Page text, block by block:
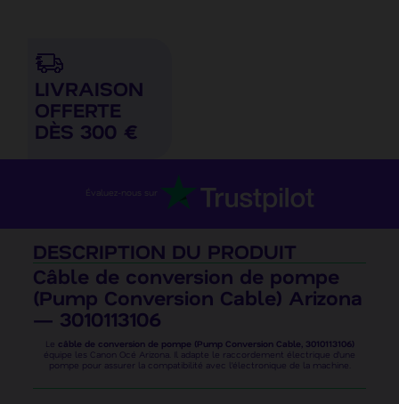
LIVRAISON
OFFERTE
DÈS 300 €
Évaluez-nous sur
DESCRIPTION DU PRODUIT
Câble de conversion de pompe
(Pump Conversion Cable) Arizona
— 3010113106
Le câble de conversion de pompe (Pump Conversion Cable, 3010113106)
équipe les Canon Océ Arizona. Il adapte le raccordement électrique d’une
pompe pour assurer la compatibilité avec l’électronique de la machine.